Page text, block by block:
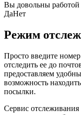
Вы довольны
ДаНет
Режим
Просто введите
отследить ее до
предоставляем
возможность
посылки.
Сервис отслеживания